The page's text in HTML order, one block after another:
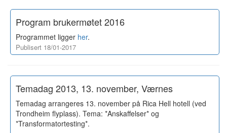
Program brukermøtet 2016
Programmet ligger her.
Publisert 18/01-2017
Temadag 2013, 13. november, Værnes
Temadag arrangeres 13. november på Rica Hell hotell (ved
Trondheim flyplass). Tema: *Anskaffelser* og
*Transformatortesting*.